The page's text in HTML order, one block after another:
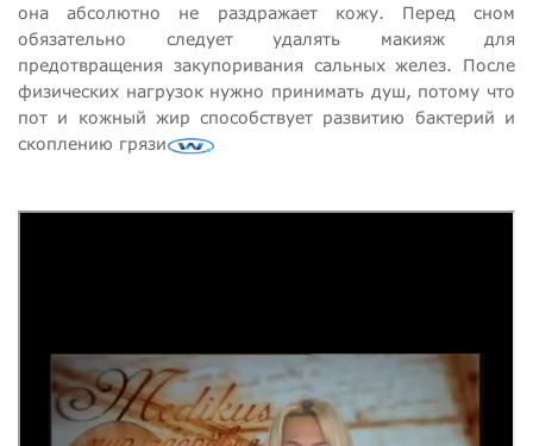
она абсолютно не раздражает кожу. Перед сном
обязательно следует удалять макияж для
предотвращения закупоривания сальных желез. После
физических нагрузок нужно принимать душ, потому что
пот и кожный жир способствует развитию бактерий и
скоплению грязи